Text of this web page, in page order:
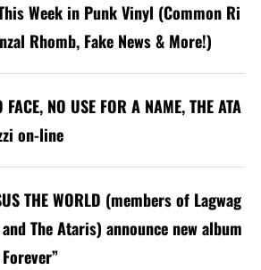
Week in Punk Vinyl (Common Ri
Rhomb, Fake News & More!)
FACE, NO USE FOR A NAME, THE ATA
on-line
THE WORLD (members of Lagwag
The Ataris) announce new album